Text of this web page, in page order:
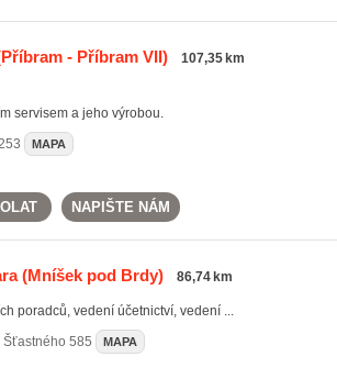
- Příbram VII) 107,35 km
servisem a jeho výrobou.
MAPA
NAPIŠTE NÁM
(Mníšek pod Brdy) 86,74 km
poradců, vedení účetnictví, vedení ...
Šťastného 585 MAPA